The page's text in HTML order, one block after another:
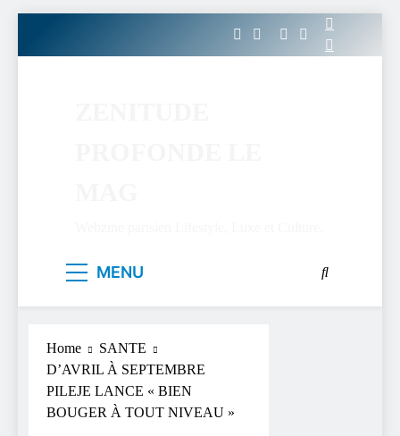
MENU
Home
SANTE
D’AVRIL À SEPTEMBRE
PILEJE LANCE « BIEN
BOUGER À TOUT NIVEAU »